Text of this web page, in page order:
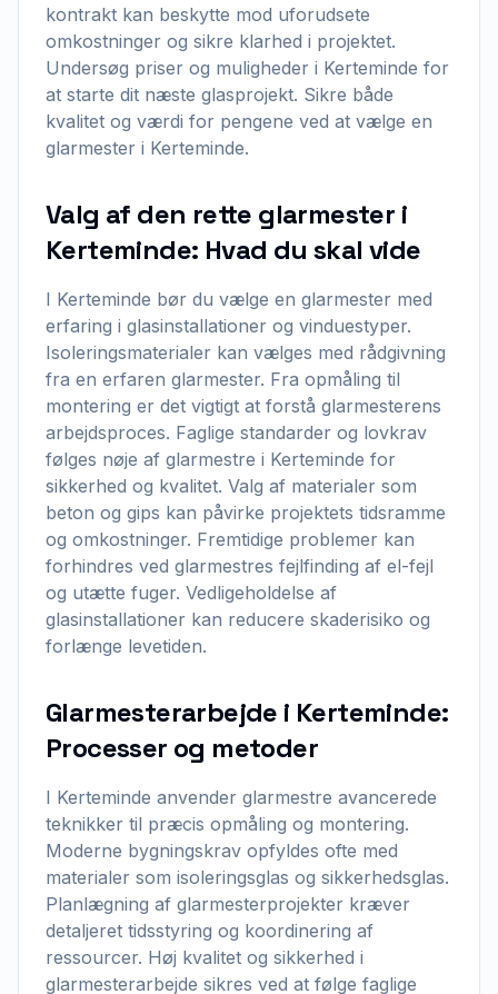
kontrakt kan beskytte mod uforudsete
omkostninger og sikre klarhed i projektet.
Undersøg priser og muligheder i Kerteminde for
at starte dit næste glasprojekt. Sikre både
kvalitet og værdi for pengene ved at vælge en
glarmester i Kerteminde.
Valg af den rette glarmester i
Kerteminde: Hvad du skal vide
I Kerteminde bør du vælge en glarmester med
erfaring i glasinstallationer og vinduestyper.
Isoleringsmaterialer kan vælges med rådgivning
fra en erfaren glarmester. Fra opmåling til
montering er det vigtigt at forstå glarmesterens
arbejdsproces. Faglige standarder og lovkrav
følges nøje af glarmestre i Kerteminde for
sikkerhed og kvalitet. Valg af materialer som
beton og gips kan påvirke projektets tidsramme
og omkostninger. Fremtidige problemer kan
forhindres ved glarmestres fejlfinding af el-fejl
og utætte fuger. Vedligeholdelse af
glasinstallationer kan reducere skaderisiko og
forlænge levetiden.
Glarmesterarbejde i Kerteminde:
Processer og metoder
I Kerteminde anvender glarmestre avancerede
teknikker til præcis opmåling og montering.
Moderne bygningskrav opfyldes ofte med
materialer som isoleringsglas og sikkerhedsglas.
Planlægning af glarmesterprojekter kræver
detaljeret tidsstyring og koordinering af
ressourcer. Høj kvalitet og sikkerhed i
glarmesterarbejde sikres ved at følge faglige